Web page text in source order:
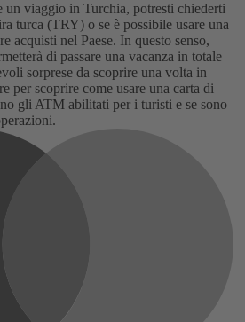
un viaggio in Turchia, potresti chiederti
turca (TRY) o se è possibile usare una
acquisti nel Paese. In questo senso,
di passare una vacanza in totale
sorprese da scoprire una volta in
per scoprire come usare una carta di
gli ATM abilitati per i turisti e se sono